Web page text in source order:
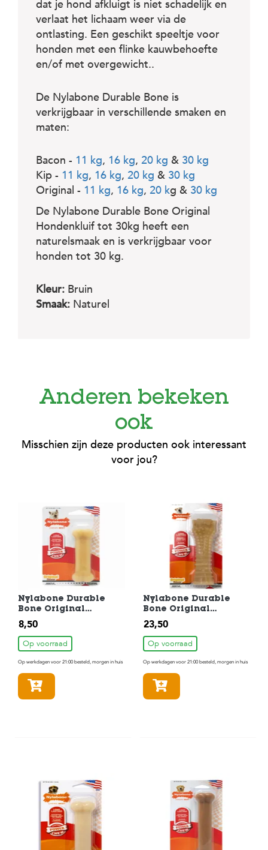
dat je hond afkluigt is niet schadelijk en
verlaat het lichaam weer via de
ontlasting. Een geschikt speeltje voor
honden met een flinke kauwbehoefte
en/of met overgewicht..
De Nylabone Durable Bone is
verkrijgbaar in verschillende smaken en
maten:
Bacon - 11 kg, 16 kg, 20 kg & 30 kg
Kip - 11 kg, 16 kg, 20 kg & 30 kg
Original - 11 kg, 16 kg, 20 kg & 30 kg
De Nylabone Durable Bone Original
Hondenkluif tot 30kg heeft een
naturelsmaak en is verkrijgbaar voor
honden tot 30 kg.
Kleur: Bruin
Smaak: Naturel
Anderen bekeken
ook
Misschien zijn deze producten ook interessant
voor jou?
Nylabone Durable
Bone Original
Hondenkluif
Hondenspeelgoed tot
11kg
8,50
Op voorraad
Op werkdagen voor 21:00 besteld, morgen in huis
Nylabone Durable
Bone Original
Hondenkluif
Hondenspeelgoed tot
30kg
23,50
Op voorraad
Op werkdagen voor 21:00 besteld, morgen in huis